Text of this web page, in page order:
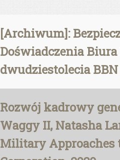
[Archiwum]:
Doświadczenia
dwudziestolecia BBN
Rozwój kadrowy
Waggy II, Natasha
Military Approaches